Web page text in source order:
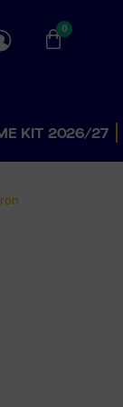
0
KIT 2026/27